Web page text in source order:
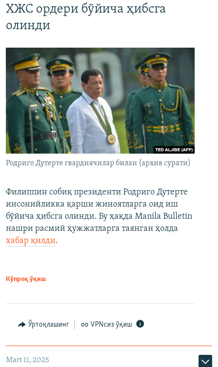
ХЖС ордери бўйича ҳибсга
олинди
Родриго Дутерте гвардиячилар билан (архив сурати)
Филиппин собиқ президенти Родриго Дутерте
инсонийликка қарши жиноятларга оид иш
бўйича ҳибсга олинди. Бу ҳақда Manila Bulletin
нашри расмий ҳужжатларга таянган ҳолда
хабар қилди.
Кўпроқ ўқиш
Ўртоқлашинг VPNсиз ўқиш
Mart 11, 2025